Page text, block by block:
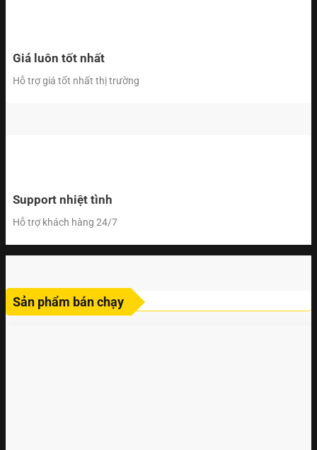
Giá luôn tốt nhất
Hỗ trợ giá tốt nhất thị trường
Support nhiệt tình
Hỗ trợ khách hàng 24/7
Sản phẩm bán chạy